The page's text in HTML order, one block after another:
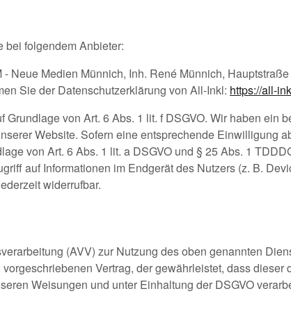
bei folgendem Anbieter:
Neue Medien Münnich, Inh. René Münnich,
Sie der Datenschutzerklärung von All-Inkl: https://all-
von Art. 6 Abs. 1 lit. f DSGVO. Wir haben ein
Website. Sofern eine entsprechende Einwilligung
von Art. 6 Abs. 1 lit. a DSGVO und § 25 Abs. 1
auf Informationen im Endgerät des Nutzers (z. B.
widerrufbar.
(AVV) zur Nutzung des oben genannten
Vertrag, der gewährleistet, dass dieser
Weisungen und unter Einhaltung der DSGVO